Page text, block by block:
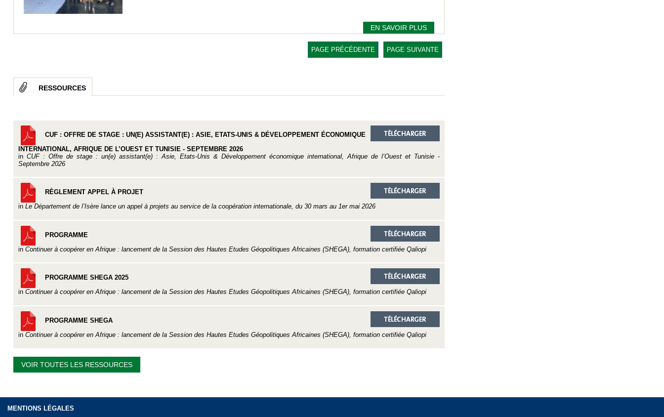
EN SAVOIR PLUS
PAGE PRÉCÉDENTE PAGE SUIVANTE
RESSOURCES
CUF : OFFRE DE STAGE : UN(E) ASSISTANT(E) : ASIE, ETATS-UNIS & DÉVELOPPEMENT ÉCONOMIQUE
INTERNATIONAL, AFRIQUE DE L’OUEST ET TUNISIE - SEPTEMBRE 2026
in CUF : Offre de stage : un(e) assistant(e) : Asie, Etats-Unis & Développement économique international, Afrique de l’Ouest et Tunisie -
Septembre 2026
RÈGLEMENT APPEL À PROJET
in Le Département de l’Isère lance un appel à projets au service de la coopération internationale, du 30 mars au 1er mai 2026
PROGRAMME
in Continuer à coopérer en Afrique : lancement de la Session des Hautes Etudes Géopolitiques Africaines (SHEGA), formation certifiée Qaliopi
PROGRAMME SHEGA 2025
in Continuer à coopérer en Afrique : lancement de la Session des Hautes Etudes Géopolitiques Africaines (SHEGA), formation certifiée Qaliopi
PROGRAMME SHEGA
in Continuer à coopérer en Afrique : lancement de la Session des Hautes Etudes Géopolitiques Africaines (SHEGA), formation certifiée Qaliopi
VOIR TOUTES LES RESSOURCES
MENTIONS LÉGALES